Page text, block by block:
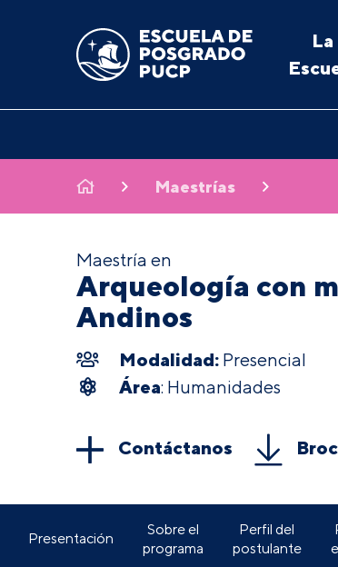
La
Maestrías
Maestría en
Arqueología con
Andinos
Modalidad: Presencial
Área: Humanidades
Contáctanos
Presentación
Sobre el
programa
Perfil del
postulante